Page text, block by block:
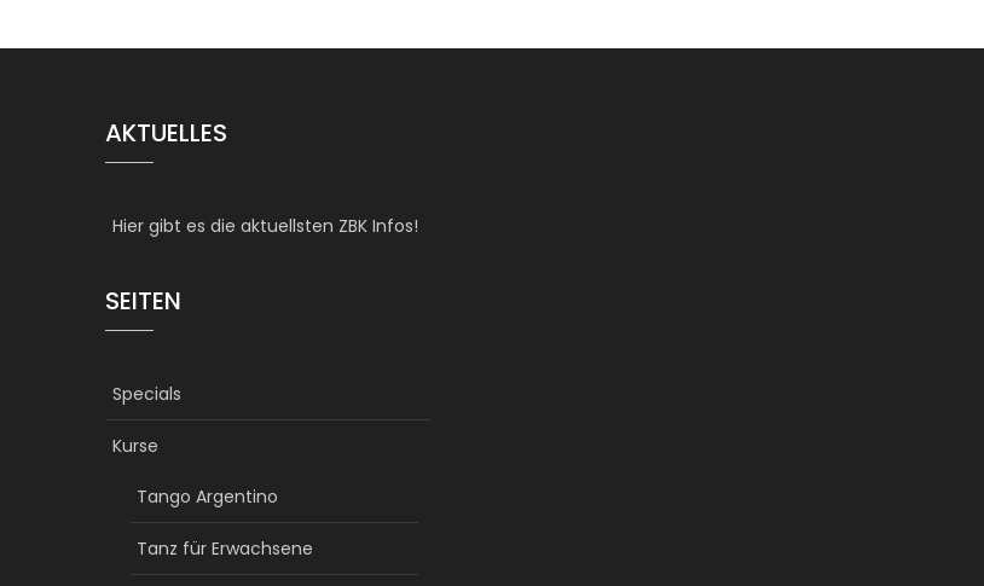
AKTUELLES
Hier gibt es die aktuellsten ZBK Infos!
SEITEN
Specials
Kurse
Tango Argentino
Tanz für Erwachsene